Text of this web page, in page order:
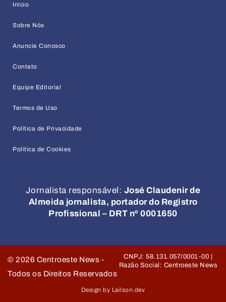
Início
Sobre Nós
Anuncie Conosco
Contato
Equipe Editorial
Termos de Uso
Política de Privacidade
Política de Cookies
Jornalista responsável: José Claudenir de
Almeida jornalista, portador do Registro
Profissional – DRT nº 0001650
© 2026 Centroeste News -
Todos os Direitos Reservados
CNPJ: 58.131.057/0001-00 |
Razão Social: Centroeste News
Design by Lailson.dev